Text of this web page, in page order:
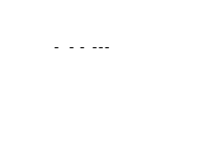
- - - ---